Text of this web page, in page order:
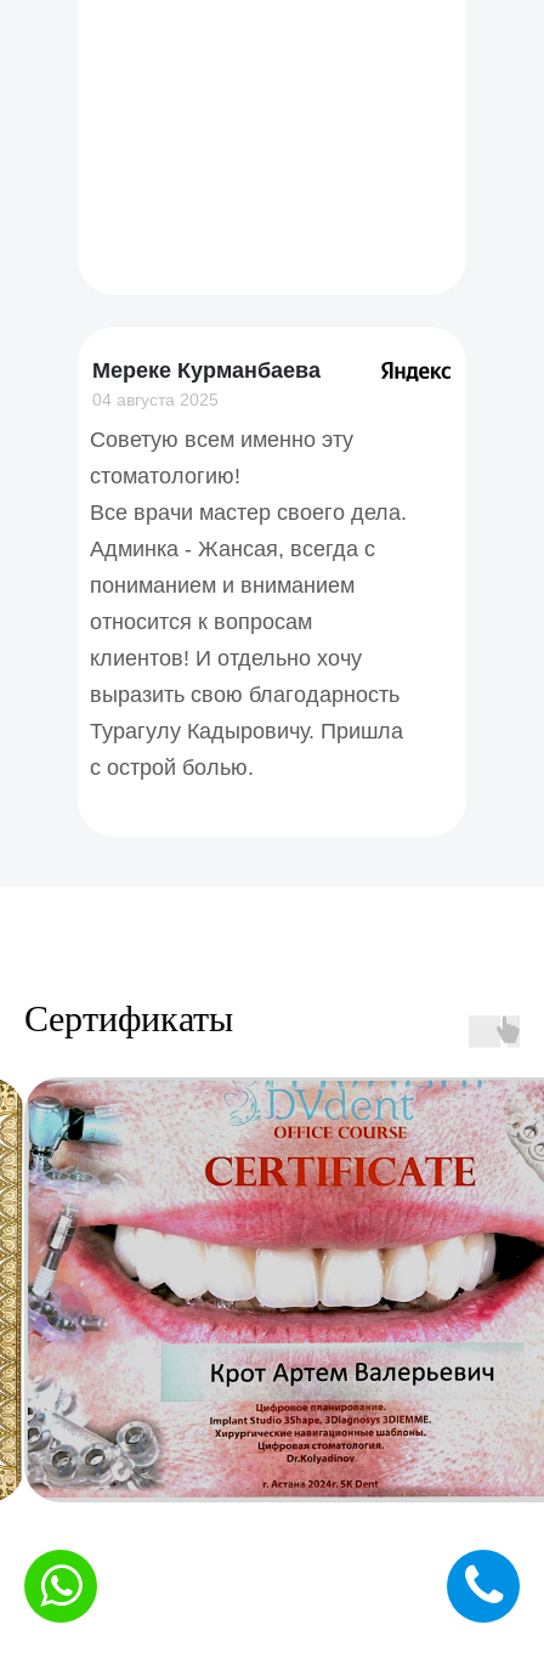
Советую всем именно эту
стоматологию!
Все врачи мастер своего дела.
Админка - Жансая, всегда с
пониманием и вниманием
относится к вопросам
клиентов! И отдельно хочу
выразить свою благодарность
Турагулу Кадыровичу. Пришла
с острой болью.
Мереке Курманбаева
04 августа 2025
Сертификаты